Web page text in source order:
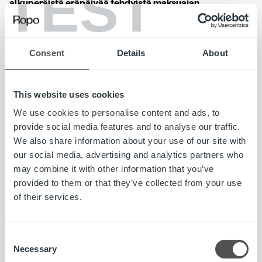
Consent Details About
This website uses cookies
We use cookies to personalise content and ads, to
provide social media features and to analyse our traffic.
We also share information about your use of our site with
our social media, advertising and analytics partners who
may combine it with other information that you’ve
provided to them or that they’ve collected from your use
of their services.
Selection
Necessary
alkuperäistä eräpäivää tehdyistä maksuajan
pidennyksistä ei veloiteta lisäkuluja kuluttaja-
asiakkailta tai yrityksiltä.
Maksuneuvontamme palvelee kaikissa maksamiseen
liittyvissä asioissa puhelimitse ja sähköpostitse. Chat-
asiakkaille Ropo Onlinen kautta.
Helpottaaksemme ennakoivaa maksusuunnittelua,
laajennamme chat-kanavamme palvelemaan kuluttaja-
asiakkaita myös muissa kuin perintäasioissa; esimerkiksi
ennen eräpäivää tehtävä maksuajan pidentäminen
onnistuu jatkossa chatissaja myös laajempien
maksusuunnitelmien tekeminen on mahdollista.
pankkitunnisteella osoitteessa: www.ropo-online.fi. Ropo
Online -verkkopalvelussa kuluttaja-asiakkaat voivat myös